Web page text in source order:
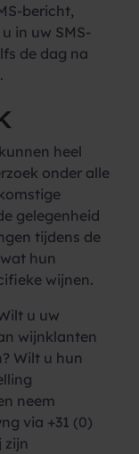
bericht,
in uw SMS-
de dag na
heel
onder alle
gelegenheid
tijdens de
hun
wijnen.
u uw
wijnklanten
Wilt u hun
neem
via +31 (0)
zijn